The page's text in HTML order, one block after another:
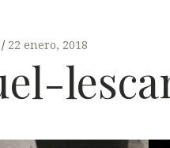
22 enero, 2018